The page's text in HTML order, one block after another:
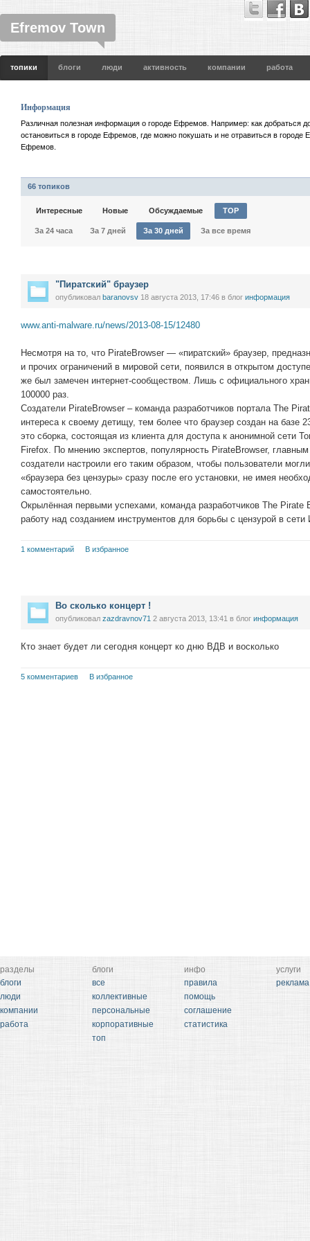
Efremov Town
топики блоги люди активность компании работа
Информация
Различная полезная информация о городе Ефремов. Например: как добраться
остановиться в городе Ефремов, где можно покушать и не отравиться в городе
Ефремов.
66 топиков
Интересные Новые Обсуждаемые TOP
За 24 часа За 7 дней За 30 дней За все время
"Пиратский" браузер
опубликовал baranovsv 18 августа 2013, 17:46 в блог информация
www.anti-malware.ru/news/2013-08-15/12480
Несмотря на то, что PirateBrowser — «пиратский» браузер,
и прочих ограничений в мировой сети, появился в открытом
же был замечен интернет-сообществом. Лишь с официального
100000 раз.
Создатели PirateBrowser – команда разработчиков портала The
интереса к своему детищу, тем более что браузер создан на базе
это сборка, состоящая из клиента для доступа к анонимной сети
Firefox. По мнению экспертов, популярность PirateBrowser,
создатели настроили его таким образом, чтобы пользователи
«браузера без цензуры» сразу после его установки, не имея
самостоятельно.
Окрылённая первыми успехами, команда разработчиков The Pirate
работу над созданием инструментов для борьбы с цензурой в сети
1 комментарий В избранное
Во сколько концерт !
опубликовал zazdravnov71 2 августа 2013, 13:41 в блог информация
Кто знает будет ли сегодня концерт ко дню ВДВ и восколько
5 комментариев В избранное
разделы
блоги
люди
компании
работа
блоги
все
коллективные
персональные
корпоративные
топ
инфо
правила
помощь
соглашение
статистика
услуги
реклама